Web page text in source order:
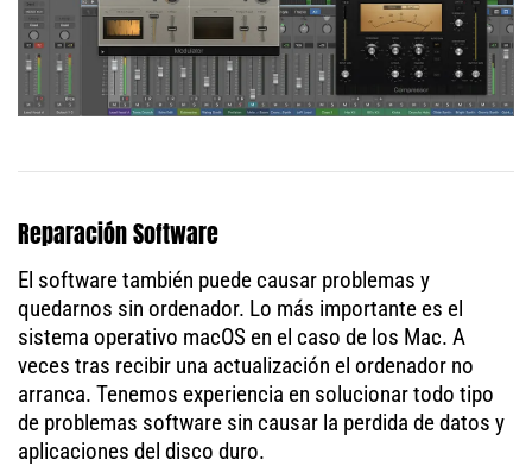
Reparación Software
El software también puede causar problemas y
quedarnos sin ordenador. Lo más importante es el
sistema operativo macOS en el caso de los Mac. A
veces tras recibir una actualización el ordenador no
arranca. Tenemos experiencia en solucionar todo tipo
de problemas software sin causar la perdida de datos y
aplicaciones del disco duro.